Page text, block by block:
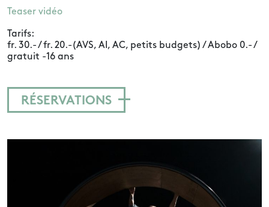
Teaser vidéo
Tarifs:
fr. 30.- / fr. 20.-(AVS, AI, AC, petits budgets) / Abobo 0.- /
gratuit -16 ans
RÉSERVATIONS